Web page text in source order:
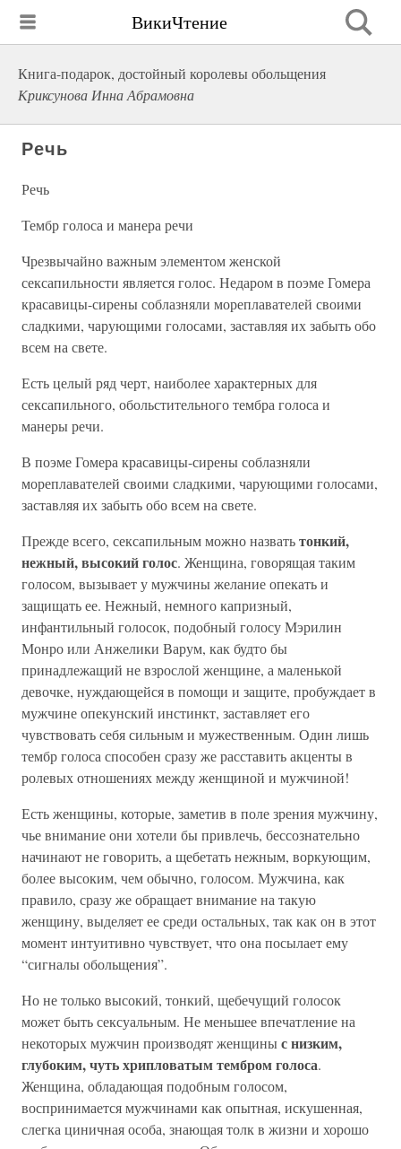
ВикиЧтение
Книга-подарок, достойный королевы обольщения
Криксунова Инна Абрамовна
Речь
Речь
Тембр голоса и манера речи
Чрезвычайно важным элементом женской
сексапильности является голос. Недаром в поэме Гомера
красавицы-сирены соблазняли мореплавателей своими
сладкими, чарующими голосами, заставляя их забыть обо
всем на свете.
Есть целый ряд черт, наиболее характерных для
сексапильного, обольстительного тембра голоса и
манеры речи.
В поэме Гомера красавицы-сирены соблазняли
мореплавателей своими сладкими, чарующими голосами,
заставляя их забыть обо всем на свете.
Прежде всего, сексапильным можно назватьтонкий,
нежный, высокий голос. Женщина, говорящая таким
голосом, вызывает у мужчины желание опекать и
защищать ее. Нежный, немного капризный,
инфантильный голосок, подобный голосу Мэрилин
Монро или Анжелики Варум, как будто бы
принадлежащий не взрослой женщине, а маленькой
девочке, нуждающейся в помощи и защите, пробуждает в
мужчине опекунский инстинкт, заставляет его
чувствовать себя сильным и мужественным. Один лишь
тембр голоса способен сразу же расставить акценты в
ролевых отношениях между женщиной и мужчиной!
Есть женщины, которые, заметив в поле зрения мужчину,
чье внимание они хотели бы привлечь, бессознательно
начинают не говорить, а щебетать нежным, воркующим,
более высоким, чем обычно, голосом. Мужчина, как
правило, сразу же обращает внимание на такую
женщину, выделяет ее среди остальных, так как он в этот
момент интуитивно чувствует, что она посылает ему
“сигналы обольщения”.
Но не только высокий, тонкий, щебечущий голосок
может быть сексуальным. Не меньшее впечатление на
некоторых мужчин производят женщиныс низким,
глубоким, чуть хрипловатым тембром голоса.
Женщина, обладающая подобным голосом,
воспринимается мужчинами как опытная, искушенная,
слегка циничная особа, знающая толк в жизни и хорошо